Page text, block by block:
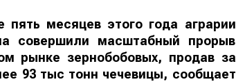
пять месяцев этого года аграрии
совершили масштабный прорыв
рынке зернобобовых, продав за
93 тыс тонн чечевицы, сообщает